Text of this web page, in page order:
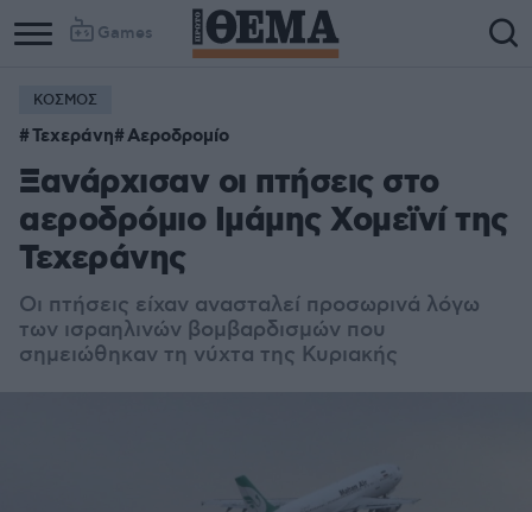
Games
ΚΟΣΜΟΣ
Τεχεράνη Αεροδρομίο
Ξανάρχισαν οι πτήσεις στο
αεροδρόμιο Ιμάμης Χομεϊνί της
Τεχεράνης
Οι πτήσεις είχαν ανασταλεί προσωρινά λόγω
των ισραηλινών βομβαρδισμών που
σημειώθηκαν τη νύχτα της Κυριακής